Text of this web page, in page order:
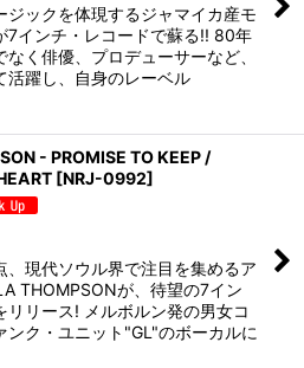
ジックを体現するジャマイカ産モ
7インチ・レコードで蘇る!! 80年
く俳優、プロデューサーなど、
活躍し、自身のレーベル
- PROMISE TO KEEP /
[NRJ-0992]
、現代ソウル界で注目を集めるア
THOMPSONが、待望の7イン
リース! メルボルン発の男女コ
ンク・ユニット"GL"のボーカルに